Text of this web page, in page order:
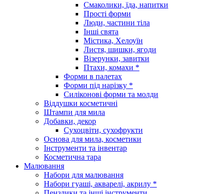
Смаколики, їда, напитки
Прості форми
Люди, частини тіла
Інші свята
Містика, Хелоуїн
Листя, шишки, ягоди
Візерунки, завитки
Птахи, комахи *
Форми в палетах
Форми під нарізку *
Силіконові форми та молди
Віддушки косметичні
Штампи для мила
Добавки, декор
Сухоцвіти, сухофрукти
Основа для мила, косметики
Інструменти та інвентар
Косметична тара
Малювання
Набори для малювання
Набори гуаші, акварелі, акрилу *